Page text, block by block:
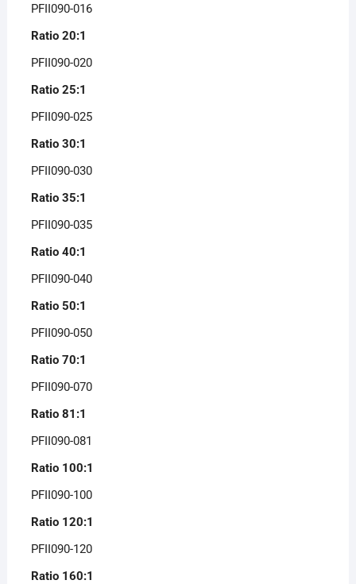
PFII090-016
Ratio 20:1
PFII090-020
Ratio 25:1
PFII090-025
Ratio 30:1
PFII090-030
Ratio 35:1
PFII090-035
Ratio 40:1
PFII090-040
Ratio 50:1
PFII090-050
Ratio 70:1
PFII090-070
Ratio 81:1
PFII090-081
Ratio 100:1
PFII090-100
Ratio 120:1
PFII090-120
Ratio 160:1